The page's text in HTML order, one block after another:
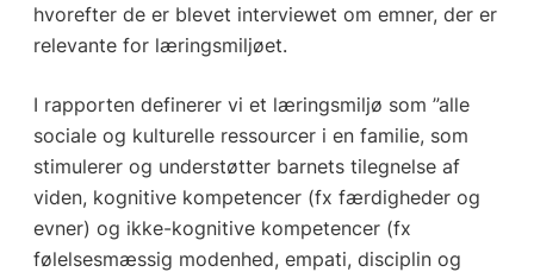
hvorefter de er blevet interviewet om emner, der er
relevante for læringsmiljøet.
I rapporten definerer vi et læringsmiljø som ”alle
sociale og kulturelle ressourcer i en familie, som
stimulerer og understøtter barnets tilegnelse af
viden, kognitive kompetencer (fx færdigheder og
evner) og ikke-kognitive kompetencer (fx
følelsesmæssig modenhed, empati, disciplin og